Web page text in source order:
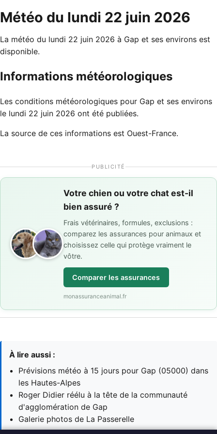
Météo du lundi 22 juin 2026
La météo du lundi 22 juin 2026 à Gap et ses environs est
disponible.
Informations météorologiques
Les conditions météorologiques pour Gap et ses environs
le lundi 22 juin 2026 ont été publiées.
La source de ces informations est Ouest-France.
PUBLICITÉ
Votre chien ou votre chat est-il
bien assuré ?
Frais vétérinaires, formules, exclusions :
comparez les assurances pour animaux et
choisissez celle qui protège vraiment le
vôtre.
Comparer les assurances
monassuranceanimal.fr
À lire aussi :
Prévisions météo à 15 jours pour Gap (05000) dans
les Hautes-Alpes
Roger Didier réélu à la tête de la communauté
d'agglomération de Gap
Galerie photos de La Passerelle